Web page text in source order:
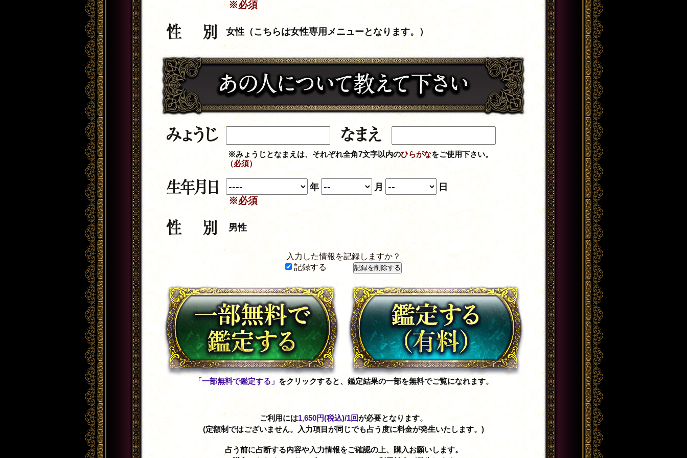
※必須
女性（こちらは女性専用メニューとなります。）
※みょうじとなまえは、それぞれ全角7文字以内のひらがなをご使用下さい。
（必須）
年 月
日
※必須
男性
入力した情報を記録しますか？
記録する
「一部無料で鑑定する」 をクリックすると、鑑定結果の一部を無料でご覧になれます。
ご利用には1,650円(税込)/1回が必要となります。
(定額制ではございません。入力項目が同じでも占う度に料金が発生いたします。)
占う前に占断する内容や入力情報をご確認の上、購入お願いします。